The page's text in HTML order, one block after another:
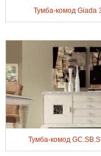
Тумба-комод Giada
Тумба-комод